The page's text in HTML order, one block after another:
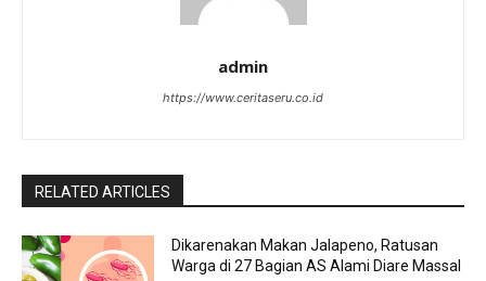
admin
https://www.ceritaseru.co.id
RELATED ARTICLES
Dikarenakan Makan Jalapeno, Ratusan
Warga di 27 Bagian AS Alami Diare Massal